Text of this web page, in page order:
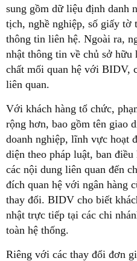
sung gồm dữ liệu định danh
tịch, nghề nghiệp, số giấy tờ
thông tin liên hệ. Ngoài ra,
nhật thông tin về chủ sở
chất mối quan hệ với BIDV,
liên quan.
Với khách hàng tổ chức,
rộng hơn, bao gồm tên giao
doanh nghiệp, lĩnh vực hoạt
diện theo pháp luật, ban
các nội dung liên quan đến
đích quan hệ với ngân hàng
thay đổi. BIDV cho biết
nhật trực tiếp tại các chi
toàn hệ thống.
Riêng với các thay đổi đơn